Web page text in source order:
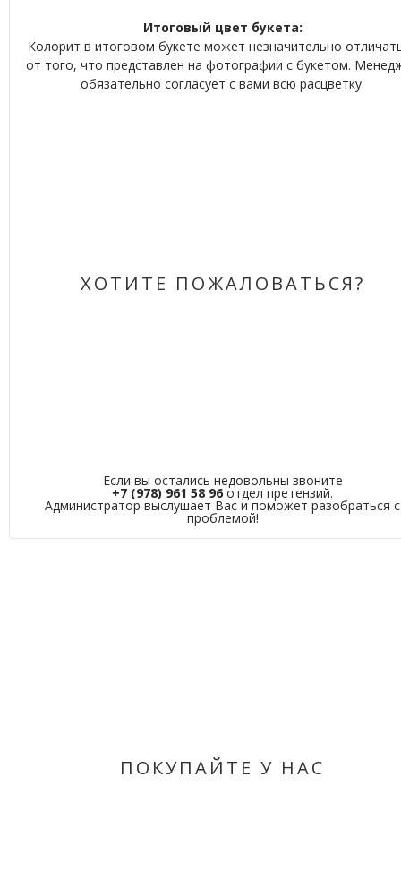
Итоговый цвет букета:
Колорит в итоговом букете может незначительно
от того, что представлен на фотографии с букетом.
обязательно согласует с вами всю расцветку.
ХОТИТЕ ПОЖАЛОВАТЬСЯ?
Если вы остались недовольны звоните
+7 (978) 961 58 96 отдел претензий.
Администратор выслушает Вас и поможет разобраться с
проблемой!
ПОКУПАЙТЕ У НАС